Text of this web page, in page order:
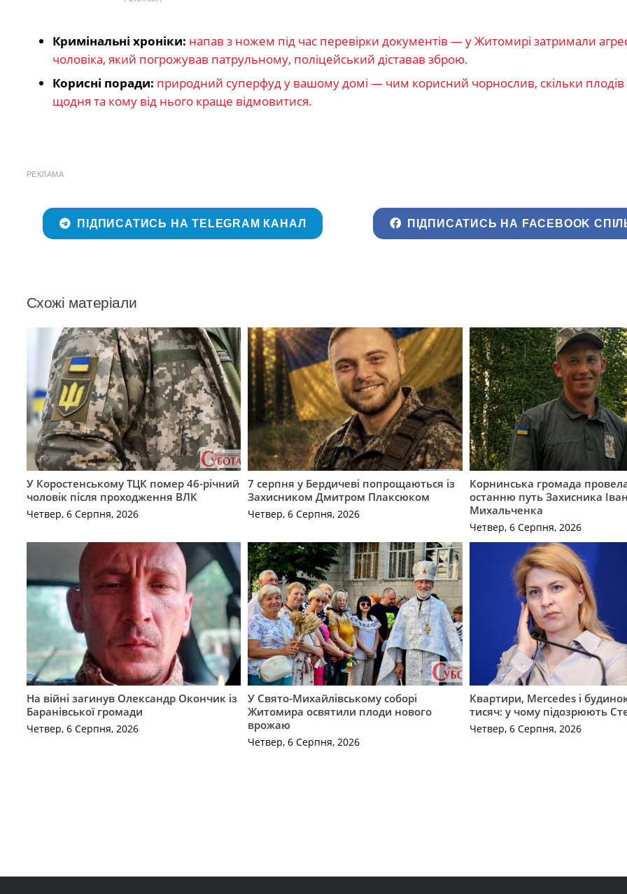
Кримінальні хроніки: напав з ножем під час перевірки документів — у Житомирі затримали
чоловіка, який погрожував патрульному, поліцейський діставав зброю.
Корисні поради: природний суперфуд у вашому домі — чим корисний чорнослив, скільки плодів
щодня та кому від нього краще відмовитися.
РЕКЛАМА
ПІДПИСАТИСЬ НА TELEGRAM КАНАЛ ПІДПИСАТИСЬ НА FACEBOOK
Схожі матеріали
У Коростенському ТЦК помер 46-річний
чоловік після проходження ВЛК
Четвер, 6 Серпня, 2026
7 серпня у Бердичеві попрощаються із
Захисником Дмитром Плаксюком
Четвер, 6 Серпня, 2026
Корнинська громада
останню путь Захисника
Михальченка
Четвер, 6 Серпня, 2026
На війні загинув Олександр Окончик із
Баранівської громади
Четвер, 6 Серпня, 2026
У Свято-Михайлівському соборі
Житомира освятили плоди нового
врожаю
Четвер, 6 Серпня, 2026
Квартири, Mercedes і
тисяч: у чому підозрюють
Четвер, 6 Серпня, 2026